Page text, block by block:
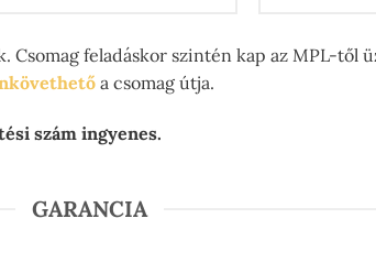
feladáskor szintén kap az MPL-től
a csomag útja.
szám ingyenes.
GARANCIA